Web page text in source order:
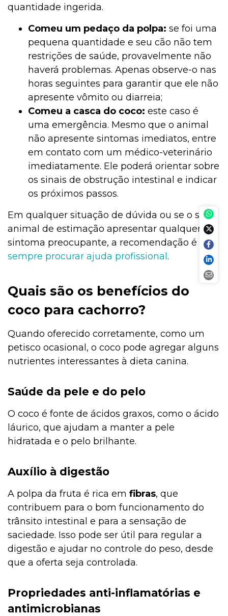
quantidade ingerida.
Comeu um pedaço da polpa: se foi uma
pequena quantidade e seu cão não tem
restrições de saúde, provavelmente não
haverá problemas. Apenas observe-o nas
horas seguintes para garantir que ele não
apresente vômito ou diarreia;
Comeu a casca do coco: este caso é
uma emergência. Mesmo que o animal
não apresente sintomas imediatos, entre
em contato com um médico-veterinário
imediatamente. Ele poderá orientar sobre
os sinais de obstrução intestinal e indicar
os próximos passos.
Em qualquer situação de dúvida ou se o seu
animal de estimação apresentar qualquer
sintoma preocupante, a recomendação é
sempre procurar ajuda profissional .
Quais são os benefícios do
coco para cachorro?
Quando oferecido corretamente, como um
petisco ocasional, o coco pode agregar alguns
nutrientes interessantes à dieta canina.
Saúde da pele e do pelo
O coco é fonte de ácidos graxos, como o ácido
láurico, que ajudam a manter a pele
hidratada e o pelo brilhante.
Auxílio à digestão
A polpa da fruta é rica em fibras, que
contribuem para o bom funcionamento do
trânsito intestinal e para a sensação de
saciedade. Isso pode ser útil para regular a
digestão e ajudar no controle do peso, desde
que a oferta seja controlada.
Propriedades anti-inflamatórias e
antimicrobianas